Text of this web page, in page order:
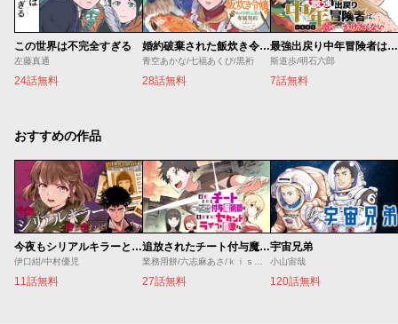
この世界は不完全すぎる
左藤真通
24話無料
婚約破棄された飯炊き令嬢の私は冷酷公爵と専属契約しました～ですが胃袋を掴んだ結果、冷たかった公爵様がどんどん優しくなっています～
青空あかな/七福あくび/黒裄
28話無料
最強出戻り中年冒険者は、今さら命なんてかけたくない
斯道歩/明石六郎
7話無料
おすすめの作品
今夜もシリアルキラーと待ち合わせ
伊口紺/中村優児
11話無料
追放されたチート付与魔術師は気ままなセカンドライフを謳歌する。 ～俺は武器だけじゃなく、あらゆるものに『強化ポイント』を付与できるし、俺の意思でいつでも効果を解除できるけど、残った人たち大丈夫？～
27話無料
宇宙兄弟
小山宙哉
120話無料